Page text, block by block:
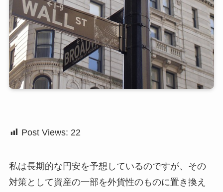
Post Views: 22
私は長期的な円安を予想しているのですが、その
対策として資産の一部を外貨性のものに置き換え